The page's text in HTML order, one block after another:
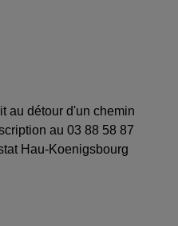
au détour d'un chemin
au 03 88 58 87
Hau-Koenigsbourg